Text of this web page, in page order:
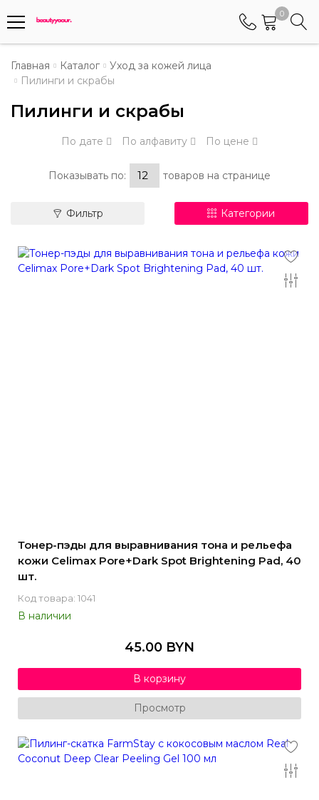
0
Телефоны
Менеджер по работе АБС клиентами
+375 (29) 5487677
Главная Каталог
Уход за кожей лица
Пилинги и скрабы
Пилинги и скрабы
По дате По алфавиту По цене
Показывать по: товаров на странице
Фильтр Категории
Тонер-пэды для выравнивания тона и рельефа
кожи Celimax Pore+Dark Spot Brightening Pad, 40
шт.
Код товара: 1041
В наличии
45.00 BYN
В корзину
Просмотр